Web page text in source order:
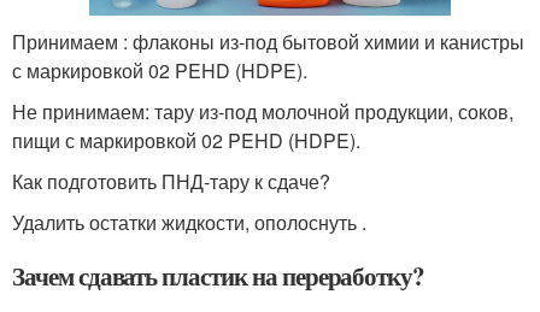
Принимаем : флаконы из-под бытовой химии и канистры
с маркировкой 02 PEHD (HDPE).
Не принимаем: тару из-под молочной продукции, соков,
пищи с маркировкой 02 PEHD (HDPE).
Как подготовить ПНД-тару к сдаче?
Удалить остатки жидкости, ополоснуть .
Зачем сдавать пластик на переработку?